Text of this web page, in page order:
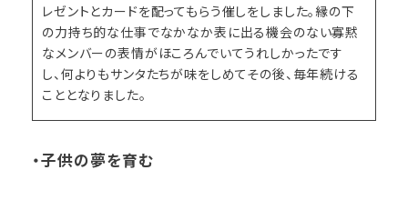
レゼントとカードを配ってもらう催しをしました。縁の下
の力持ち的な仕事でなかなか表に出る機会のない寡黙
なメンバーの表情がほころんでいてうれしかったです
し、何よりもサンタたちが味をしめてその後、毎年続ける
こととなりました。
・子供の夢を育む